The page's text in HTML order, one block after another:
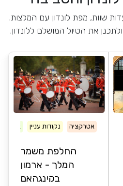
שוות, מפת לונדון עם המלצות.
את הטיול המושלם ללונדון.
אטרקציה נקודות עניין ארמון
החלפת משמר
המלך - ארמון
בקינגהאם